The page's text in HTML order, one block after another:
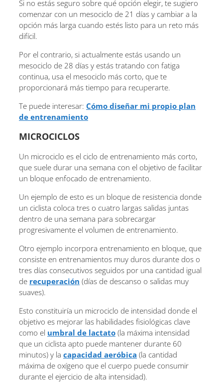
Si no estás seguro sobre qué opción elegir, te sugiero
comenzar con un mesociclo de 21 días y cambiar a la
opción más larga cuando estés listo para un reto más
difícil.
Por el contrario, si actualmente estás usando un
mesociclo de 28 días y estás tratando con fatiga
continua, usa el mesociclo más corto, que te
proporcionará más tiempo para recuperarte.
Te puede interesar: Cómo diseñar mi propio plan
de entrenamiento
MICROCICLOS
Un microciclo es el ciclo de entrenamiento más corto,
que suele durar una semana con el objetivo de facilitar
un bloque enfocado de entrenamiento.
Un ejemplo de esto es un bloque de resistencia donde
un ciclista coloca tres o cuatro largas salidas juntas
dentro de una semana para sobrecargar
progresivamente el volumen de entrenamiento.
Otro ejemplo incorpora entrenamiento en bloque, que
consiste en entrenamientos muy duros durante dos o
tres días consecutivos seguidos por una cantidad igual
de recuperación (días de descanso o salidas muy
suaves).
Esto constituiría un microciclo de intensidad donde el
objetivo es mejorar las habilidades fisiológicas clave
como el umbral de lactato (la máxima intensidad
que un ciclista apto puede mantener durante 60
minutos) y la capacidad aeróbica (la cantidad
máxima de oxígeno que el cuerpo puede consumir
durante el ejercicio de alta intensidad).